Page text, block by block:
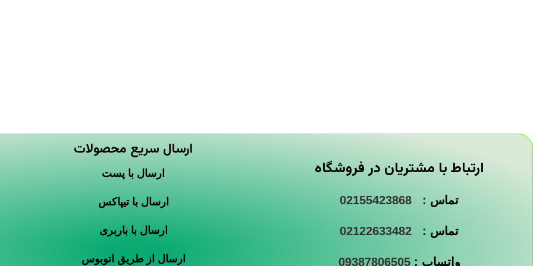
ارتباط با مشتریان در فروشگاه
تماس : 02155423868
تماس : 02122633482
واتساپ :09387806505
ارسال سریع محصولات
ارسال با پست
ارسال با تیپاکس
ارسال با باربری
ارسال از طریق اتوبوس